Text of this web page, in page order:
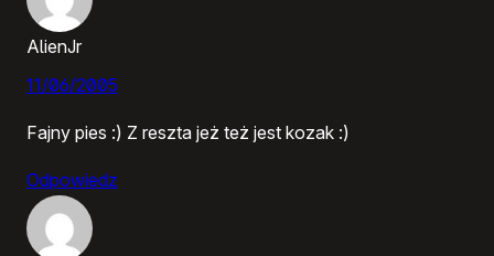
AlienJr
11/06/2005
Fajny pies :) Z reszta jeż też jest kozak :)
Odpowiedz